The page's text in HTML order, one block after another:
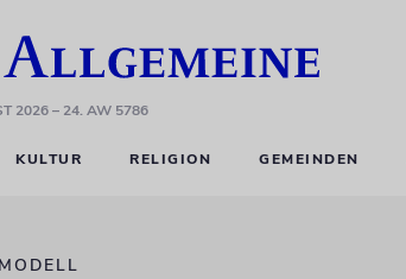
2026– 24. AW 5786
KULTUR RELIGION GEMEINDEN
MODELL